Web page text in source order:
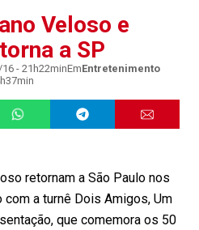
Veloso e
a SP
- 21h22minEmEntretenimento
retornam a São Paulo nos
a turnê Dois Amigos, Um
que comemora os 50